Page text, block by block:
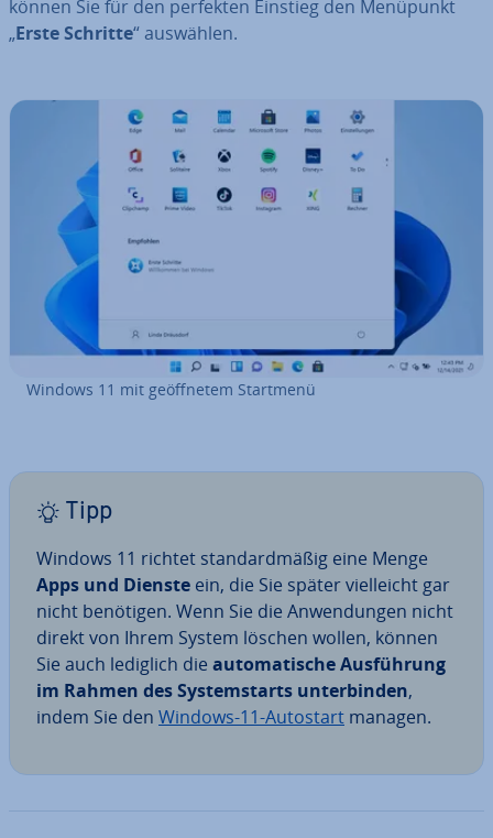
können Sie für den perfekten Einstieg den Menüpunkt
„Erste Schritte“ auswählen.
Windows 11 mit ge­öff­ne­tem Startmenü
Tipp
Windows 11 richtet stan­dard­mä­ßig eine Menge
Apps und Dienste ein, die Sie später viel­leicht gar
nicht benötigen. Wenn Sie die An­wen­dun­gen nicht
direkt von Ihrem System löschen wollen, können
Sie auch lediglich die au­to­ma­ti­sche Aus­füh­rung
im Rahmen des Sys­tem­starts un­ter­bin­den,
indem Sie den Windows-11-Autostart managen.